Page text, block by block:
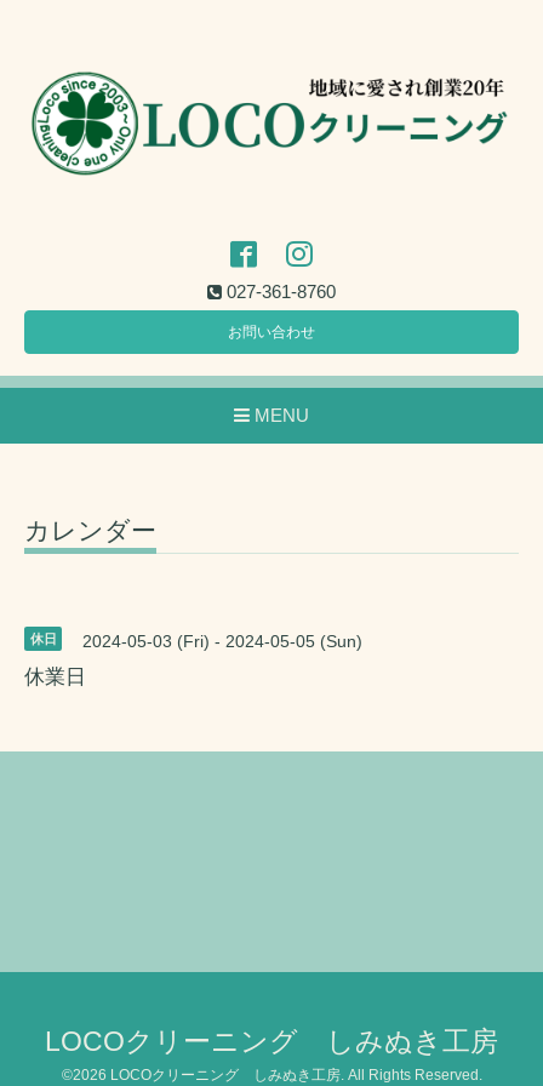
027-361-8760
お問い合わせ
MENU
カレンダー
休日 2024-05-03 (Fri) - 2024-05-05 (Sun)
休業日
LOCOクリーニング しみぬき工房
©2026 LOCOクリーニング しみぬき工房. All Rights Reserved.